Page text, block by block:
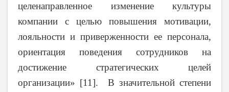
целенаправленное изменение культуры
компании с целью повышения мотивации,
лояльности и приверженности ее персонала,
ориентация поведения сотрудников на
достижение стратегических целей
организации» [11]. В значительной степени